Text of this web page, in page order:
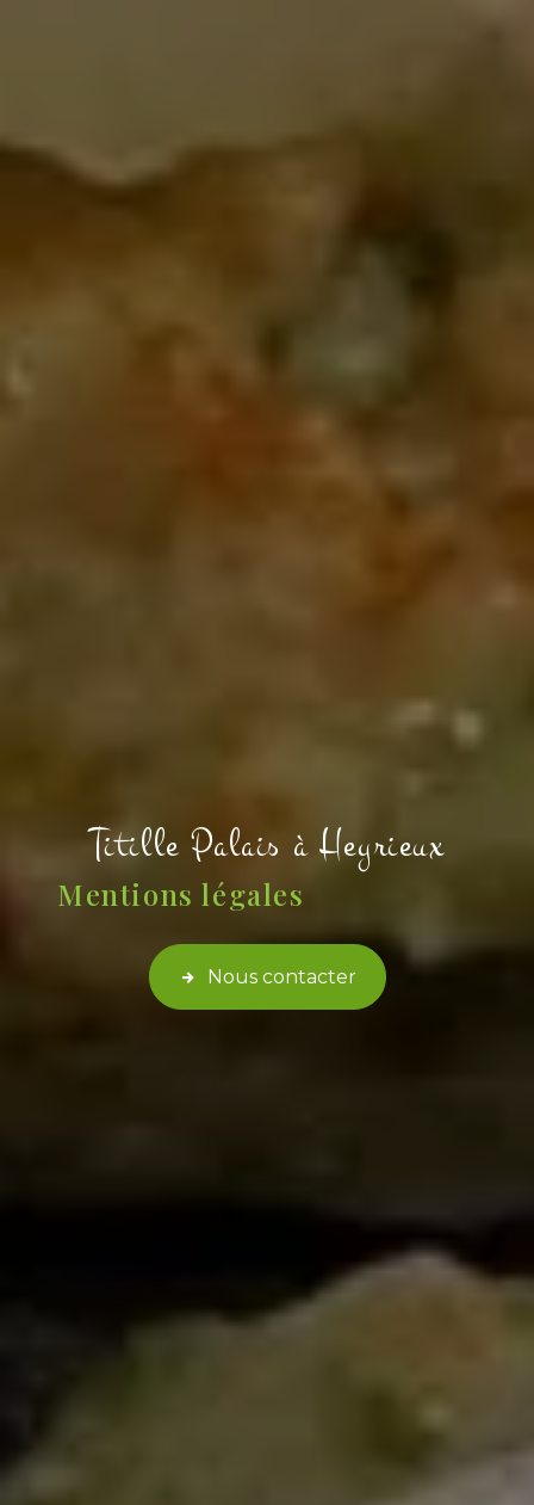
Titille Palais à Heyrieux
Mentions légales
Nous contacter